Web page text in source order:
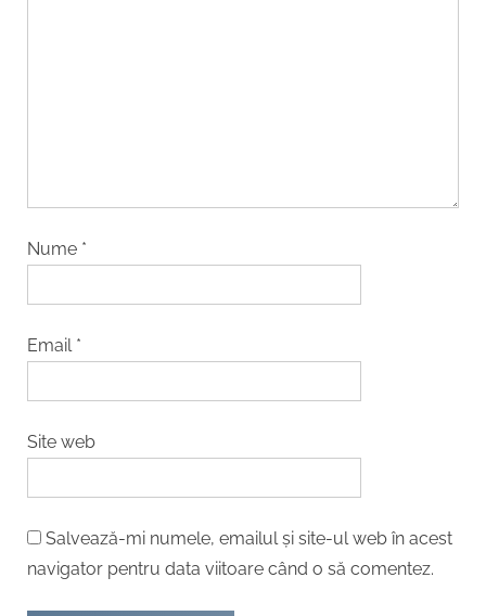
Nume *
Email *
Site web
Salvează-mi numele, emailul și site-ul web în acest
navigator pentru data viitoare când o să comentez.